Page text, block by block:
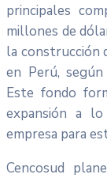
principales
millones de
la construcción
en Perú,
Este fondo
expansión a
empresa para
Cencosud